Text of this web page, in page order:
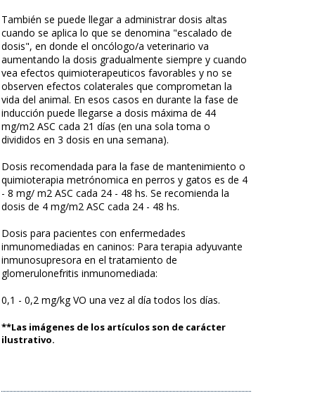
También se puede llegar a administrar dosis altas
cuando se aplica lo que se denomina "escalado de
dosis", en donde el oncólogo/a veterinario va
aumentando la dosis gradualmente siempre y cuando
vea efectos quimioterapeuticos favorables y no se
observen efectos colaterales que comprometan la
vida del animal. En esos casos en durante la fase de
inducción puede llegarse a dosis máxima de 44
mg/m2 ASC cada 21 días (en una sola toma o
divididos en 3 dosis en una semana).
Dosis recomendada para la fase de mantenimiento o
quimioterapia metrónomica en perros y gatos es de 4
- 8 mg/ m2 ASC cada 24 - 48 hs. Se recomienda la
dosis de 4 mg/m2 ASC cada 24 - 48 hs.
Dosis para pacientes con enfermedades
inmunomediadas en caninos: Para terapia adyuvante
inmunosupresora en el tratamiento de
glomerulonefritis inmunomediada:
0,1 - 0,2 mg/kg VO una vez al día todos los días.
**Las imágenes de los artículos son de carácter
ilustrativo.